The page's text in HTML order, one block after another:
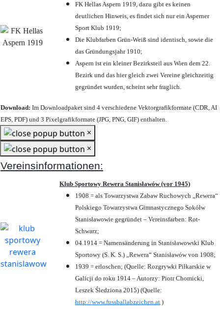
FK Hellas Aspern 1919, dazu gibt es keinen
deutlichen Hinweis, es findet sich nur ein Asperner
Sport Klub 1919;
Die Klubfarben Grün-Weiß sind identisch, sowie die
das Gründungsjahr 1910;
Aspern ist ein kleiner Bezirksteil aus Wien dem 22.
Bezirk und das hier gleich zwei Vereine gleichzeitig
gegründet wurden, scheint sehr fraglich.
Download: Im Downloadpaket sind 4 verschiedene Vektorgrafikformate (CDR, AI
EPS, PDF) und 3 Pixelgrafikformate (JPG, PNG, GIF) enthalten.
×
×
Vereinsinformationen:
Klub Sportowy Rewera Stanisławów (vor 1945)
1908 = als Towarzystwa Zabaw Ruchowych „Rewera“
Polskiego Towarzystwa Gimnastycznego Sokółw
Stanisławowie gegründet – Vereinsfarben: Rot-
Schwarz;
04.1914 = Namensänderung in Stanisławowski Klub
Sportowy (S. K. S.) „Rewera“ Stanisławów von 1908;
1939 = erloschen; (Quelle: Rozgrywki Piłkarskie w
Galicji do roku 1914 – Autorzy: Piotr Chomicki,
Leszek Śledziona 2015) (Quelle:
http://www.fussballabzeichen.at )